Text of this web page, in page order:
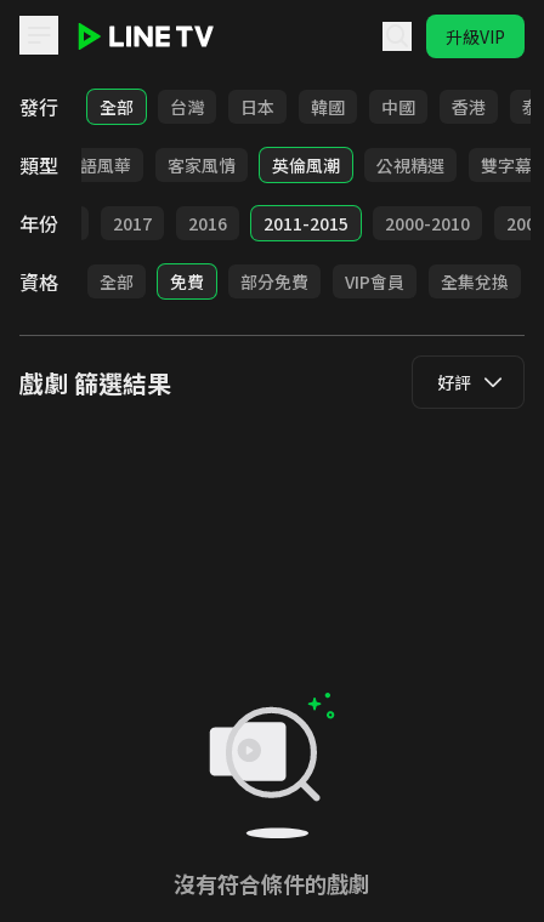
升級VIP
LINE TV - 戲劇
發行 全部 台灣 日本 韓國 中國 香港 泰
類型
俠 台語風華 客家風情 英倫風潮 公視精選 雙字幕
年份
2018 2017 2016 2011-2015 2000-2010
資格 全部 免費 部分免費 VIP會員 全集兌換
戲劇 篩選結果 好評
沒有符合條件的戲劇